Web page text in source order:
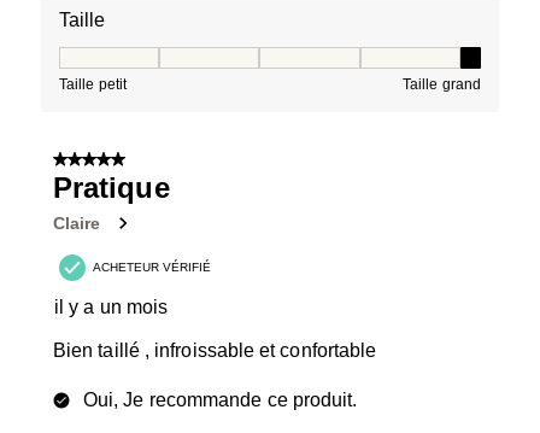
Taille
Taille petit Taille grand
5 sur 5 étoiles.
Pratique
Claire
ACHETEUR VÉRIFIÉ
il y a un mois
Bien taillé , infroissable et confortable
Oui, Je recommande ce produit.